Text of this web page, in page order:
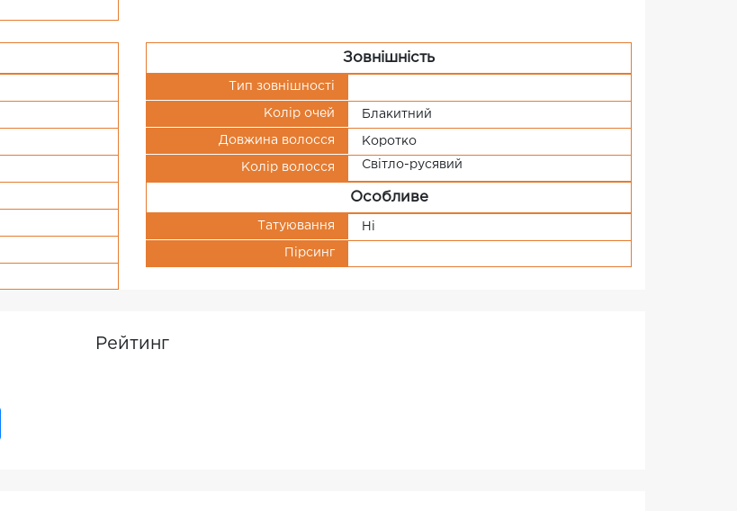
Зовнішність
Тип зовнішності
Колір очей Блакитний
Довжина волосся Коротко
Колір волосся Світло-русявий
Особливе
Татуювання Ні
Пірсинг
Рейтинг